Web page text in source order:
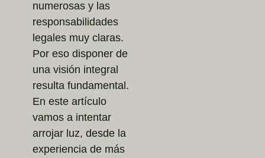
numerosas y las
responsabilidades
legales muy claras.
Por eso disponer de
una visión integral
resulta fundamental.
En este artículo
vamos a intentar
arrojar luz, desde la
experiencia de más